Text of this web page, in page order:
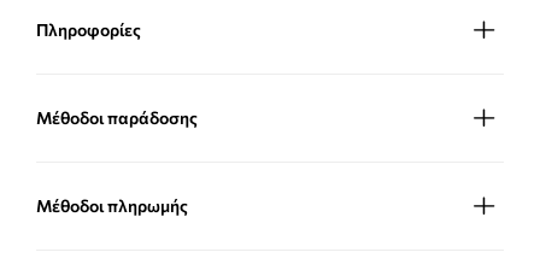
Πληροφορίες
Μέθοδοι παράδοσης
Μέθοδοι πληρωμής